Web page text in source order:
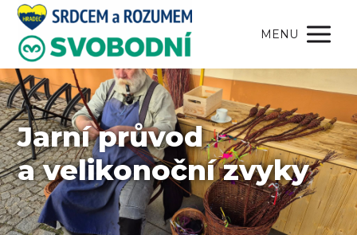
MENU
Jarní průvod
a velikonoční zvyky